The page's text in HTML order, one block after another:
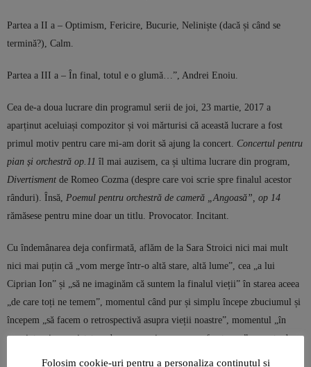
Partea a II a – Optimism, Fericire, Bucurie, Neliniște (dacă și când se
termină?), Calm.
Partea a III a – În final, totul e o glumă…”, Andrei Enoiu.
Cea de-a doua lucrare din programul serii de joi, 23 martie, 2017 a
aparținut aceluiași compozitor și voi mărturisi că această lucrare a fost
primul motiv pentru care mi-am dorit să ajung la concert. Concertul pentru
pian și orchestră op.11 îl mai auzisem, ca și ultima lucrare din program,
Divertisment de Romeo Cozma (despre care voi scrie spre finalul acestor
rânduri). Însă, Poemul pentru orchestră de cameră „Angoasă”, op 14
rămăsese pentru mine doar un titlu. Provocator. Incitant.
Cu îndemânarea deja confirmată, aflăm de la Sara Stroici nici mai mult
nici mai puțin că „vom merge într-o altă stare, altă lume”, cea „a lui
Ciprian Ion” și „să ne imaginăm că suntem la finalul vieții” în starea aceea
„de care toți ne temem”, momentul când pur și simplu începe zbuciumul și
începem „să facem o retrospectivă asupra vieții noastre”, momentul „în
care intervine anxietatea, durerea, spaima, groaza, frustrarea”, urmate de
Folosim cookie-uri pentru a personaliza conținutul și